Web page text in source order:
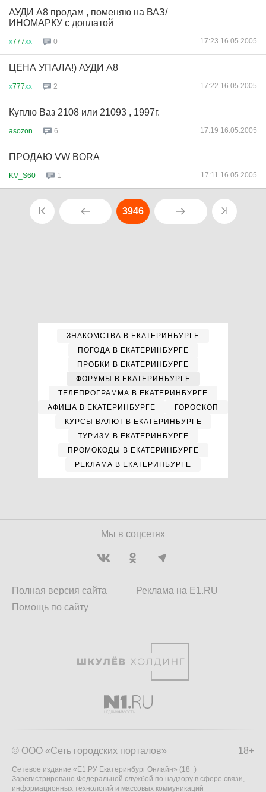
АУДИ А8 продам , поменяю на ВАЗ/
ИНОМАРКУ с доплатой
х777хх 0 17:23 16.05.2005
ЦЕНА УПАЛА!) АУДИ А8
х777хх 2 17:22 16.05.2005
Куплю Ваз 2108 или 21093 , 1997г.
asozon 6 17:19 16.05.2005
ПРОДАЮ VW BORA
KV_S60 1 17:11 16.05.2005
3946
ЗНАКОМСТВА В ЕКАТЕРИНБУРГЕ
ПОГОДА В ЕКАТЕРИНБУРГЕ
ПРОБКИ В ЕКАТЕРИНБУРГЕ
ФОРУМЫ В ЕКАТЕРИНБУРГЕ
ТЕЛЕПРОГРАММА В ЕКАТЕРИНБУРГЕ
АФИША В ЕКАТЕРИНБУРГЕ
ГОРОСКОП
КУРСЫ ВАЛЮТ В ЕКАТЕРИНБУРГЕ
ТУРИЗМ В ЕКАТЕРИНБУРГЕ
ПРОМОКОДЫ В ЕКАТЕРИНБУРГЕ
РЕКЛАМА В ЕКАТЕРИНБУРГЕ
Мы в соцсетях
Полная версия сайта
Помощь по сайту
Реклама на E1.RU
18+
© ООО «Сеть городских порталов»
Сетевое издание «Е1.РУ Екатеринбург Онлайн» (18+)
Зарегистрировано Федеральной службой по надзору в сфере связи,
информационных технологий и массовых коммуникаций